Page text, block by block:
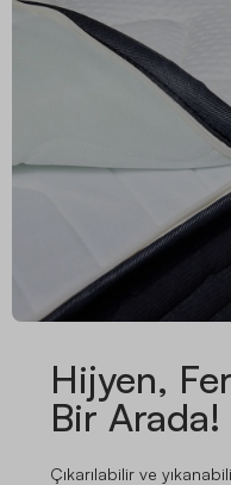
Hijyen,
Bir Arada!
Çıkarılabilir ve